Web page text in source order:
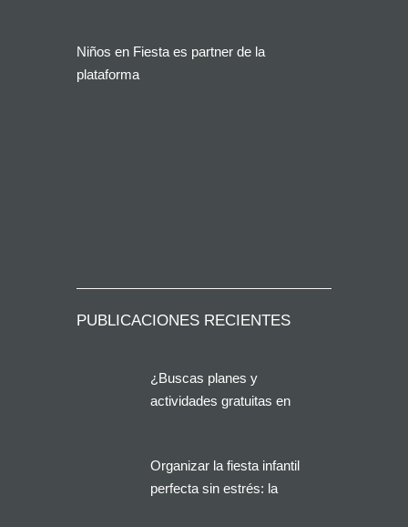
Niños en Fiesta es partner de la
plataforma
PUBLICACIONES RECIENTES
¿Buscas planes y
actividades gratuitas en
Organizar la fiesta infantil
perfecta sin estrés: la